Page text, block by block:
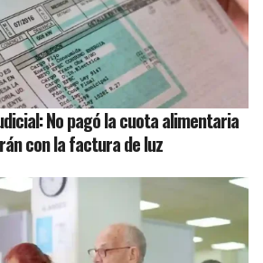
No pagó la cuota alimentaria
con la factura de luz